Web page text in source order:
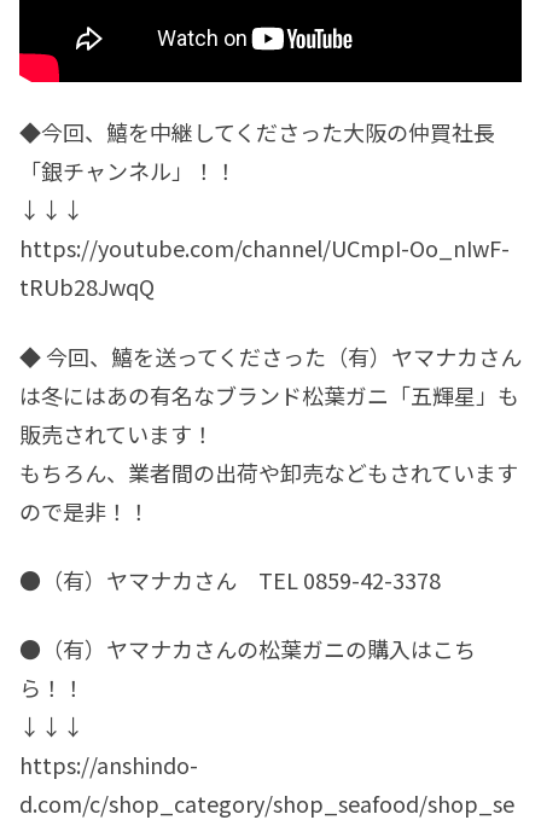
◆今回、鱚を中継してくださった大阪の仲買社長
「銀チャンネル」！！
↓↓↓
https://youtube.com/channel/UCmpI-Oo_nIwF-
tRUb28JwqQ
◆ 今回、鱚を送ってくださった（有）ヤマナカさん
は冬にはあの有名なブランド松葉ガニ「五輝星」も
販売されています！
もちろん、業者間の出荷や卸売などもされています
ので是非！！
●（有）ヤマナカさん TEL 0859-42-3378
●（有）ヤマナカさんの松葉ガニの購入はこち
ら！！
↓↓↓
https://anshindo-
d.com/c/shop_category/shop_seafood/shop_se